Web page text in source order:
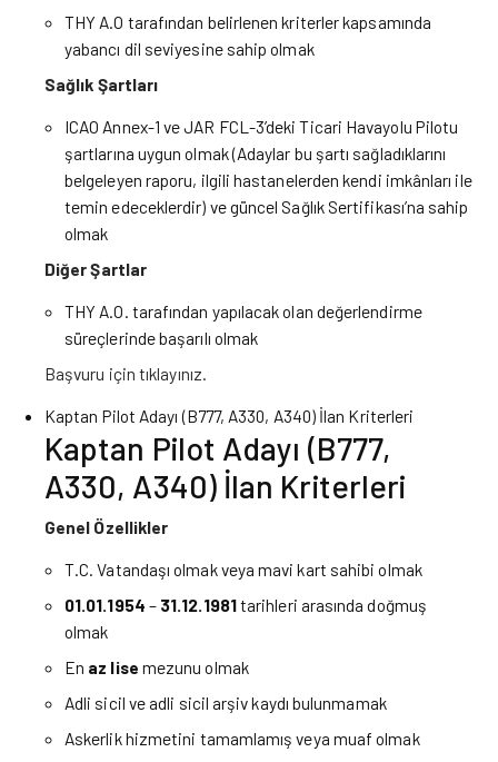
THY A.O tarafından belirlenen kriterler kapsamında
yabancı dil seviyesine sahip olmak
Sağlık Şartları
ICAO Annex-1 ve JAR FCL-3’deki Ticari Havayolu Pilotu
şartlarına uygun olmak (Adaylar bu şartı sağladıklarını
belgeleyen raporu, ilgili hastanelerden kendi imkânları ile
temin edeceklerdir) ve güncel Sağlık Sertifikası’na sahip
olmak
Diğer Şartlar
THY A.O. tarafından yapılacak olan değerlendirme
süreçlerinde başarılı olmak
Başvuru içintıklayınız.
Kaptan Pilot Adayı (B777, A330, A340) İlan Kriterleri
Kaptan Pilot Adayı (B777,
A330, A340) İlan Kriterleri
Genel Özellikler
T.C. Vatandaşı olmak veya mavi kart sahibi olmak
01.01.1954 –31.12.1981tarihleri arasında doğmuş
olmak
En az lise mezunu olmak
Adli sicil ve adli sicil arşiv kaydı bulunmamak
Askerlik hizmetini tamamlamış veya muaf olmak